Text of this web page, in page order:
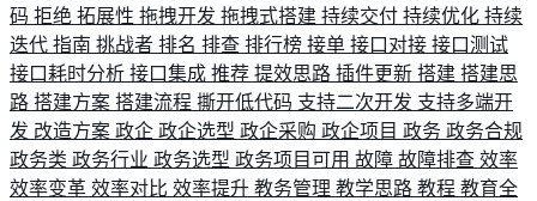
码 拒绝 拓展性 拖拽开发 拖拽式搭建 持续交付 持续优化 持续
迭代 指南 挑战者 排名 排查 排行榜 接单 接口对接 接口测试
接口耗时分析 接口集成 推荐 提效思路 插件更新 搭建 搭建思
路 搭建方案 搭建流程 撕开低代码 支持二次开发 支持多端开
发 改造方案 政企 政企选型 政企采购 政企项目 政务 政务合规
政务类 政务行业 政务选型 政务项目可用 故障 故障排查 效率
效率变革 效率对比 效率提升 教务管理 教学思路 教程 教育全